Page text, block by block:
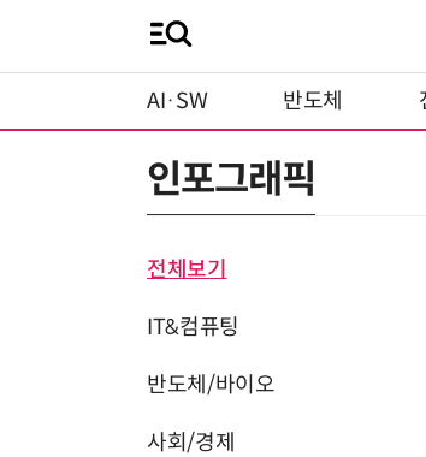
AI·SW 반도체
인포그래픽
전체보기
IT&컴퓨팅
반도체/바이오
사회/경제